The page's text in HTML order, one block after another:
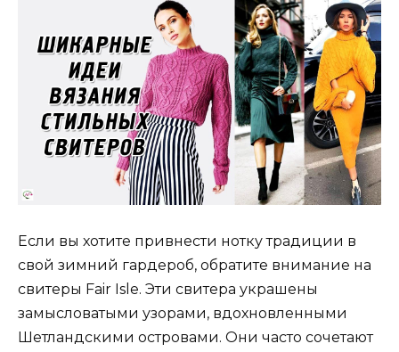
Если вы хотите привнести нотку традиции в
свой зимний гардероб, обратите внимание на
свитеры Fair Isle. Эти свитера украшены
замысловатыми узорами, вдохновленными
Шетландскими островами. Они часто сочетают